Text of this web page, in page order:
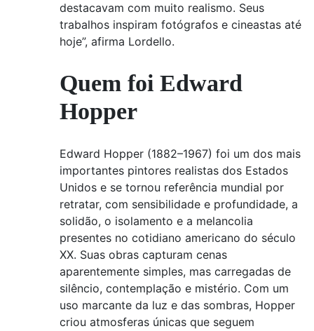
destacavam com muito realismo. Seus
trabalhos inspiram fotógrafos e cineastas até
hoje”, afirma Lordello.
Quem foi Edward
Hopper
Edward Hopper (1882–1967) foi um dos mais
importantes pintores realistas dos Estados
Unidos e se tornou referência mundial por
retratar, com sensibilidade e profundidade, a
solidão, o isolamento e a melancolia
presentes no cotidiano americano do século
XX. Suas obras capturam cenas
aparentemente simples, mas carregadas de
silêncio, contemplação e mistério. Com um
uso marcante da luz e das sombras, Hopper
criou atmosferas únicas que seguem